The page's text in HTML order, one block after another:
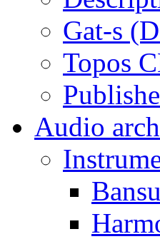
Gat-s
Topos
Audio